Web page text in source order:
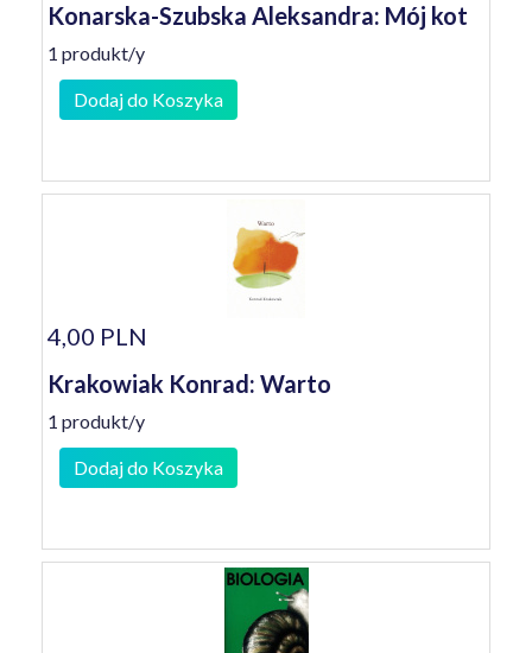
Konarska-Szubska Aleksandra: Mój kot
1 produkt/y
Dodaj do Koszyka
4,00 PLN
Krakowiak Konrad: Warto
1 produkt/y
Dodaj do Koszyka